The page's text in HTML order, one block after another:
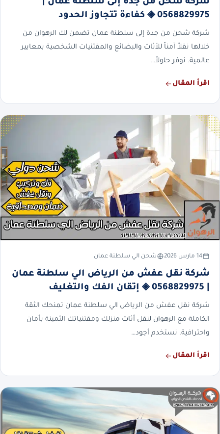
0568829975 ◈ كفاءة تتجاوز الحدود
شركة شحن من جدة إلى سلطنة عمان تضمن لك الرهوان من
خلالها نقلاً آمناً للأثاث والبضائع والمقتنيات الشخصية بمعايير
عالمية. نوفر حلولاً…
اقرأ المقال
14 مارس 2026 شحن الي سلطنة عمان
شركة نقل عفش من الرياض الي سلطنة عمان
شركة نقل عفش من الرياض الي سلطنة عمان تمنحك الثقة
الكاملة مع الرهوان لنقل أثاث منزلك ومقتنياتك الثمينة بأمان
واحترافية. نستخدم أجود…
اقرأ المقال